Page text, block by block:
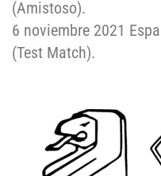
(Amistoso).
6 noviembre 2021
(Test Match).